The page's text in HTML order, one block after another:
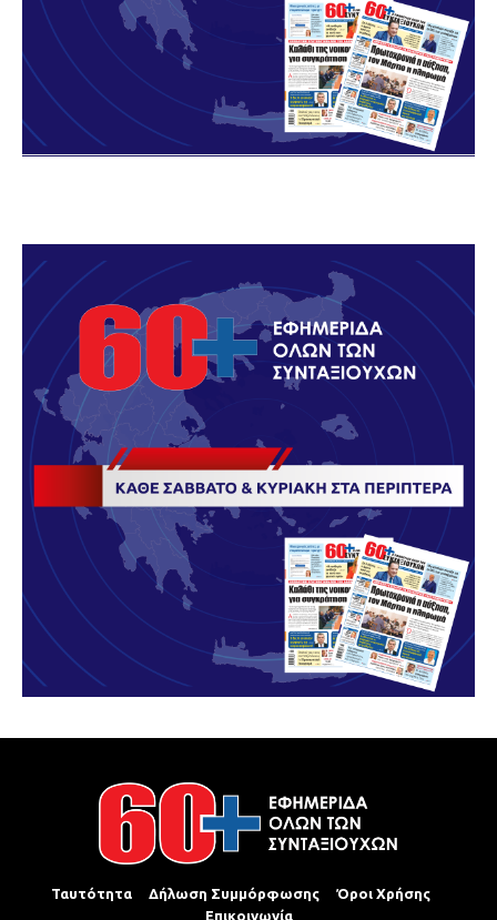
Ταυτότητα Δήλωση Συμμόρφωσης
Όροι Χρήσης
Επικοινωνία